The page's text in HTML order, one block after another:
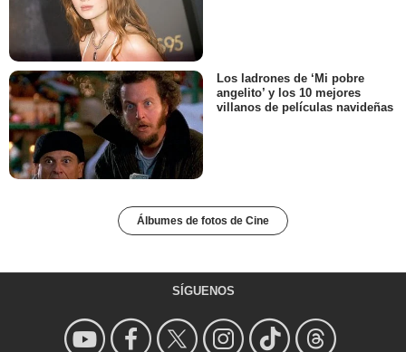
Los ladrones de ‘Mi pobre
angelito’ y los 10 mejores
villanos de películas navideñas
Álbumes de fotos de Cine
SÍGUENOS